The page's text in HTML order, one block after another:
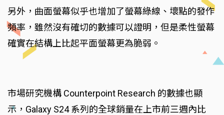
另外，曲面螢幕似乎也增加了螢幕綠線、壞點的發作
頻率，雖然沒有確切的數據可以證明，但是柔性螢幕
確實在結構上比起平面螢幕更為脆弱。
市場研究機構 Counterpoint Research 的數據也顯
示，Galaxy S24 系列的全球銷量在上市前三週內比